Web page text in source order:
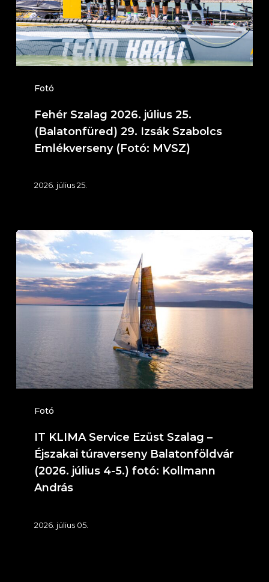
Fotó
(Balatonfüred)
29.
Izsák
Szabolcs
Emlékverseny
(Fotó:
MVSZ)
Fehér Szalag 2026. július 25.
(Balatonfüred) 29. Izsák Szabolcs
Emlékverseny (Fotó: MVSZ)
2026. július 25.
Fotó
IT
KLIMA
Service
Ezüst
Éjszakai
túraverseny
Balatonföldvár
(2026.
július
fotó:
András
IT KLIMA Service Ezüst Szalag –
Éjszakai túraverseny Balatonföldvár
(2026. július 4-5.) fotó: Kollmann
András
2026. július 05.